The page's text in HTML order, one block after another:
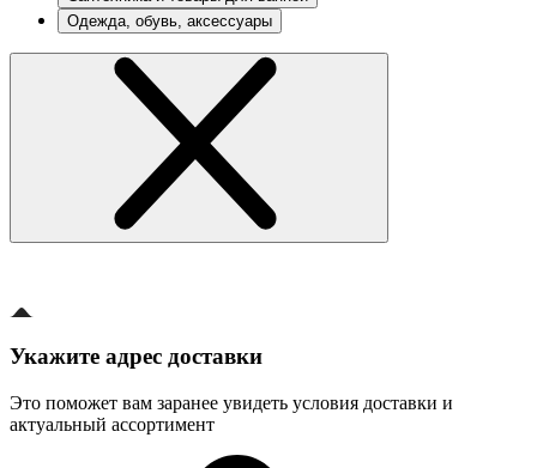
Одежда, обувь, аксессуары
Укажите адрес доставки
Это поможет вам заранее увидеть условия доставки и
актуальный ассортимент